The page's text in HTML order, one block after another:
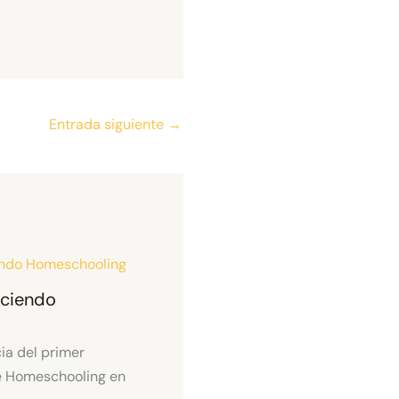
Entrada siguiente →
del primer
en